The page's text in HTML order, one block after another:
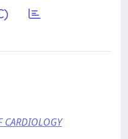
CARDIOLOGY